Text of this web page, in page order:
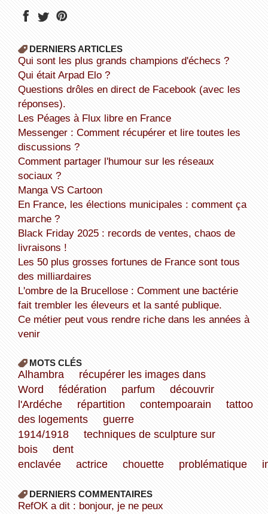
DERNIERS ARTICLES
Qui sont les plus grands champions d'échecs ?
Qui était Arpad Elo ?
Questions drôles en direct de Facebook (avec les
réponses).
Les Péages à Flux libre en France
Messenger : Comment récupérer et lire toutes les
discussions ?
Comment partager l'humour sur les réseaux
sociaux ?
Manga VS Cartoon
En France, les élections municipales : comment ça
marche ?
Black Friday 2025 : records de ventes, chaos de
livraisons !
Les 50 plus grosses fortunes de France sont tous
des milliardaires
L'ombre de la Brucellose : Comment une bactérie
fait trembler les éleveurs et la santé publique.
Ce métier peut vous rendre riche dans les années à
venir
MOTS CLÉS
Alhambra
récupérer les images dans
Word
fédération parfum
découvrir
l'Ardéche
répartition contempoarain tattoo
des logements
guerre
1914/1918
techniques de sculpture sur
bois
dent
enclavée
actrice chouette problématique
DERNIERS COMMENTAIRES
refOK a dit : bonjour, je ne peux